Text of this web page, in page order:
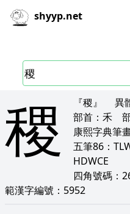
shyyp.net
稷 『稷』 異
部首： 禾
康熙字典筆
五筆86：
HDWCE
四角號碼：
範漢字編號： 5952